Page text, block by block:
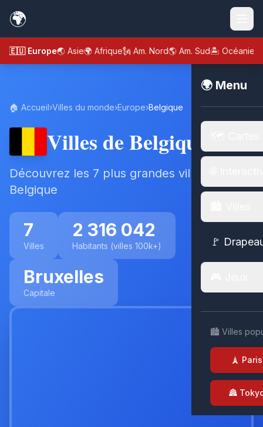
🌍
🇪🇺 Europe🌏 Asie🌍 Afrique🗽 Am. Nord🌎 Am. Sud🏝️ Océanie
🌍 Menu
🚩
🏙️ Villes
🗼 Paris
🏯
🏠 Accueil›Villes du monde›Europe›Belgique
Villes de Belgique
Découvrez les 7 plus grandes villes de
Belgique
7
Villes
2 316 042
Habitants (villes 100k+)
Bruxelles
Capitale